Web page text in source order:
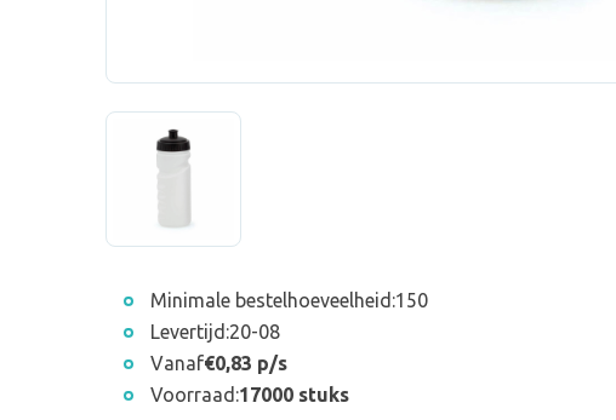
Minimale bestelhoeveelheid:150
Levertijd:20-08
Vanaf€0,83 p/s
Voorraad:17000 stuks